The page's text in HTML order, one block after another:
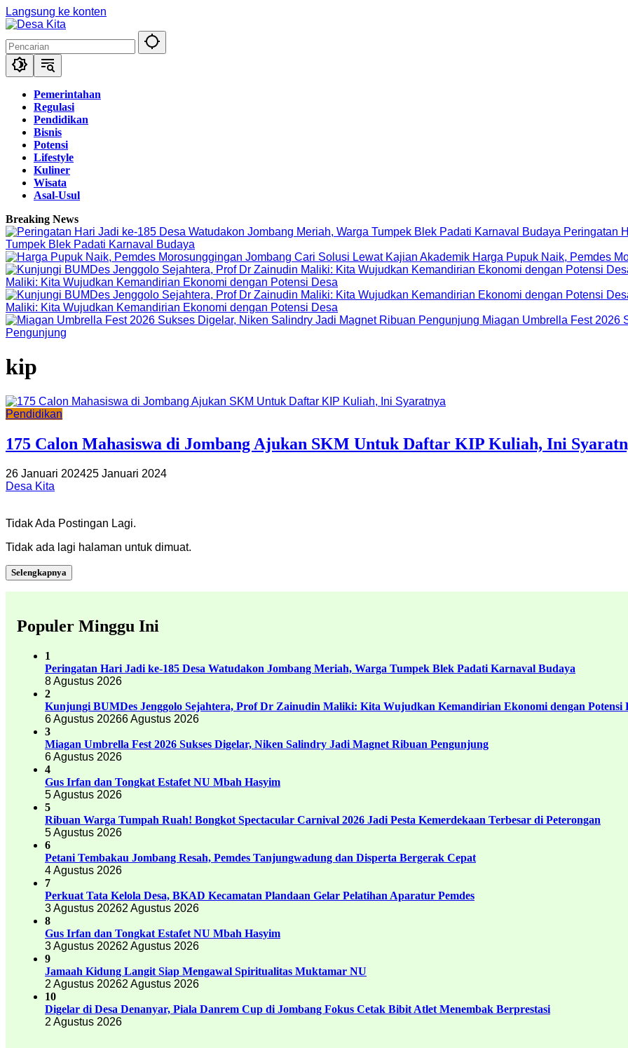
Langsung ke konten
Pemerintahan
Regulasi
Pendidikan
Bisnis
Potensi
Lifestyle
Kuliner
Wisata
Asal-Usul
Breaking News
Peringatan
Tumpek Blek Padati Karnaval Budaya
Harga Pupuk Naik, Pemdes
Maliki: Kita Wujudkan Kemandirian Ekonomi dengan Potensi Desa
Maliki: Kita Wujudkan Kemandirian Ekonomi dengan Potensi Desa
Miagan Umbrella Fest 2026
Pengunjung
kip
Pendidikan
175 Calon Mahasiswa di Jombang Ajukan SKM Untuk Daftar KIP Kuliah, Ini
26 Januari 202425 Januari 2024
Desa Kita
Tidak Ada Postingan Lagi.
Tidak ada lagi halaman untuk dimuat.
Selengkapnya
Populer Minggu Ini
1
Peringatan Hari Jadi ke-185 Desa Watudakon Jombang Meriah, Warga Tumpek Blek Padati Karnaval Budaya
8 Agustus 2026
2
Kunjungi BUMDes Jenggolo Sejahtera, Prof Dr Zainudin Maliki: Kita Wujudkan Kemandirian Ekonomi dengan Potensi
6 Agustus 20266 Agustus 2026
3
Miagan Umbrella Fest 2026 Sukses Digelar, Niken Salindry Jadi Magnet Ribuan Pengunjung
6 Agustus 2026
4
Gus Irfan dan Tongkat Estafet NU Mbah Hasyim
5 Agustus 2026
5
Ribuan Warga Tumpah Ruah! Bongkot Spectacular Carnival 2026 Jadi Pesta Kemerdekaan Terbesar di Peterongan
5 Agustus 2026
6
Petani Tembakau Jombang Resah, Pemdes Tanjungwadung dan Disperta Bergerak Cepat
4 Agustus 2026
7
Perkuat Tata Kelola Desa, BKAD Kecamatan Plandaan Gelar Pelatihan Aparatur Pemdes
3 Agustus 20262 Agustus 2026
8
Gus Irfan dan Tongkat Estafet NU Mbah Hasyim
3 Agustus 20262 Agustus 2026
9
Jamaah Kidung Langit Siap Mengawal Spiritualitas Muktamar NU
2 Agustus 20262 Agustus 2026
10
Digelar di Desa Denanyar, Piala Danrem Cup di Jombang Fokus Cetak Bibit Atlet Menembak Berprestasi
2 Agustus 2026